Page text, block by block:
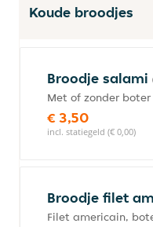
Koude broodjes
Broodje salami
Met of zonder boter
€ 3,50
incl. statiegeld (€ 0,00)
Broodje filet
Filet americain,